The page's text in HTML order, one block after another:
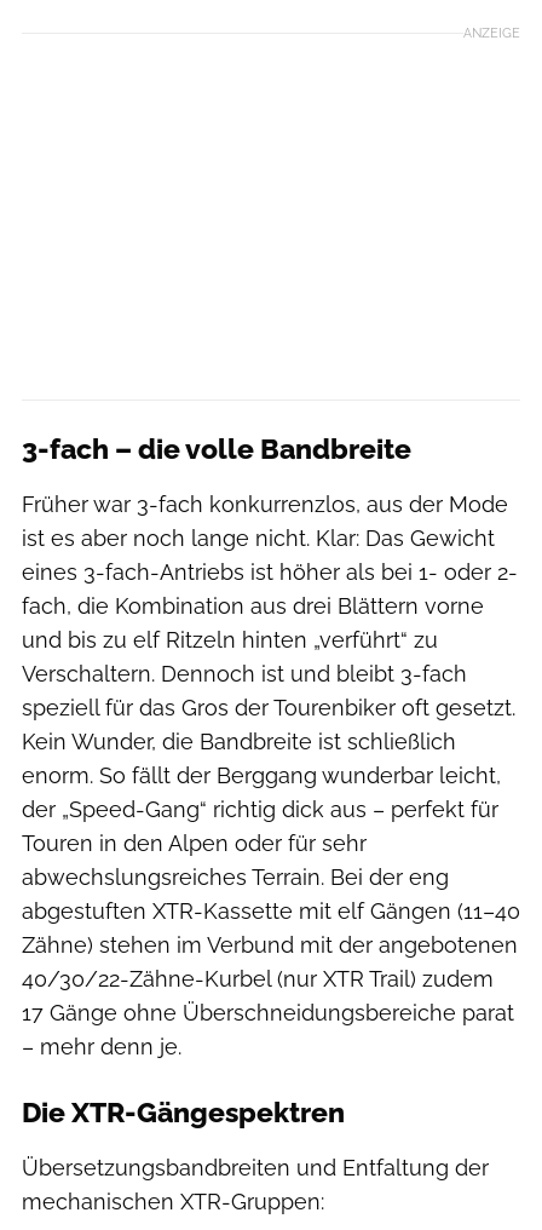
ANZEIGE
3-fach – die volle Bandbreite
Früher war 3-fach konkurrenzlos, aus der Mode
ist es aber noch lange nicht. Klar: Das Gewicht
eines 3-fach-Antriebs ist höher als bei 1- oder 2-
fach, die Kombination aus drei Blättern vorne
und bis zu elf Ritzeln hinten „verführt“ zu
Verschaltern. Dennoch ist und bleibt 3-fach
speziell für das Gros der Tourenbiker oft gesetzt.
Kein Wunder, die Bandbreite ist schließlich
enorm. So fällt der Berggang wunderbar leicht,
der „Speed-Gang“ richtig dick aus – perfekt für
Touren in den Alpen oder für sehr
abwechslungsreiches Terrain. Bei der eng
abgestuften XTR-Kassette mit elf Gängen (11–40
Zähne) stehen im Verbund mit der angebotenen
40/30/22-Zähne-Kurbel (nur XTR Trail) zudem
17 Gänge ohne Überschneidungsbereiche parat
– mehr denn je.
Die XTR-Gängespektren
Übersetzungsbandbreiten und Entfaltung der
mechanischen XTR-Gruppen: